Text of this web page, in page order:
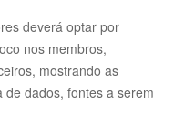
deverá optar por
nos membros,
mostrando as
dados, fontes a serem